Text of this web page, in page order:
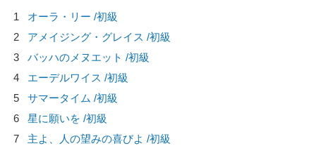
1
オーラ・リー /初級
2
アメイジング・グレイス /初級
3
バッハのメヌエット /初級
4
エーデルワイス /初級
5
サマータイム /初級
6
星に願いを /初級
7
主よ、人の望みの喜びよ /初級